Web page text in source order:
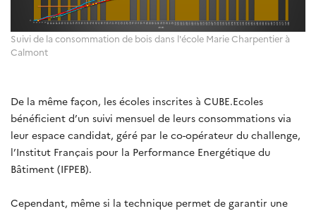
Suivi de la consommation de bois dans l'école Marie Charpentier à
Calmont
De la même façon, les écoles inscrites à CUBE.Ecoles
bénéficient d’un suivi mensuel de leurs consommations via
leur espace candidat, géré par le co-opérateur du challenge,
l’Institut Français pour la Performance Energétique du
Bâtiment (IFPEB).
Cependant, même si la technique permet de garantir une